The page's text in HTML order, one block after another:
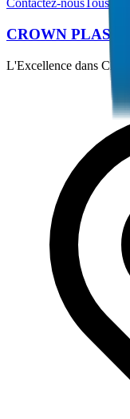
Contactez-nousTous les
CROWN
L'Excellence dans